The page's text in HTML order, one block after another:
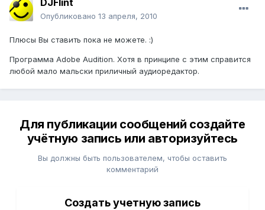
DJFlint
Опубликовано 13 апреля, 2010
Плюсы Вы ставить пока не можете. :)
Программа Adobe Audition. Хотя в принципе с этим справится
любой мало мальски приличный аудиоредактор.
Для публикации сообщений создайте
учётную запись или авторизуйтесь
Вы должны быть пользователем, чтобы оставить
комментарий
Создать учетную запись